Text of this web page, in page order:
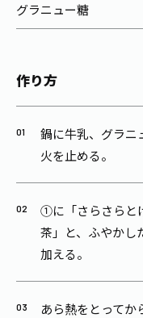
グラニュー糖
作り方
鍋に牛乳、グラニ
火を止める。
①に「さらさらと
茶」と、ふやかし
加える。
あら熱をとってか